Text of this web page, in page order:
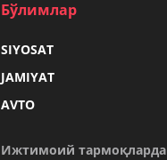
Бўлимлар
SIYOSAT
JAMIYAT
AVTO
Ижтимоий тармоқларда